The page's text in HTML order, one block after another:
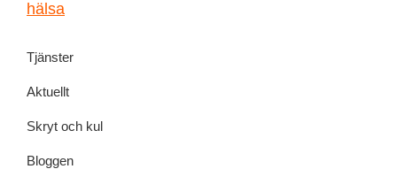
Lundskog
och
livsglädje
Tjänster
Aktuellt
Skryt och kul
Bloggen